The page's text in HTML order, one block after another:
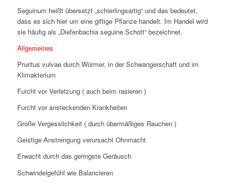
Seguinum heißt übersetzt „schierlingsartig“ und das bedeutet,
dass es sich hier um eine giftige Pflanze handelt. Im Handel wird
sie häufig als „Diefenbachia seguine Schott“ bezeichnet.
Allgemeines
Pruritus vulvae durch Würmer, in der Schwangerschaft und im
Klimakterium
Furcht vor Verletzung ( auch beim rasieren )
Furcht vor ansteckenden Krankheiten
Große Vergesslichkeit ( durch übermäßiges Rauchen )
Geistige Anstrengung verursacht Ohnmacht
Erwacht durch das geringste Geräusch
Schwindelgefühl wie Balancieren